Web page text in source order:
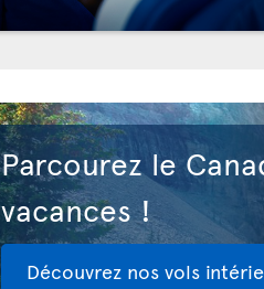
Parcourez le
vacances !
Découvrez nos vols